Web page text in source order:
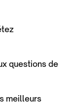
questions de
meilleurs